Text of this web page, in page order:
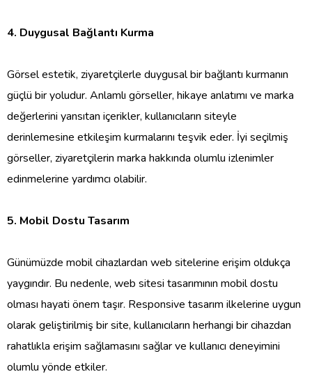
4. Duygusal Bağlantı Kurma
Görsel estetik, ziyaretçilerle duygusal bir bağlantı kurmanın
güçlü bir yoludur. Anlamlı görseller, hikaye anlatımı ve marka
değerlerini yansıtan içerikler, kullanıcıların siteyle
derinlemesine etkileşim kurmalarını teşvik eder. İyi seçilmiş
görseller, ziyaretçilerin marka hakkında olumlu izlenimler
edinmelerine yardımcı olabilir.
5. Mobil Dostu Tasarım
Günümüzde mobil cihazlardan web sitelerine erişim oldukça
yaygındır. Bu nedenle, web sitesi tasarımının mobil dostu
olması hayati önem taşır. Responsive tasarım ilkelerine uygun
olarak geliştirilmiş bir site, kullanıcıların herhangi bir cihazdan
rahatlıkla erişim sağlamasını sağlar ve kullanıcı deneyimini
olumlu yönde etkiler.